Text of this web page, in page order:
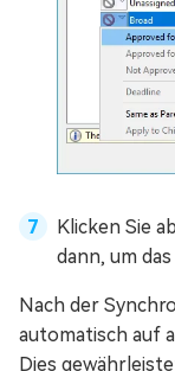
Klicken Sie
dann, um
Nach der
automatisch auf
Dies